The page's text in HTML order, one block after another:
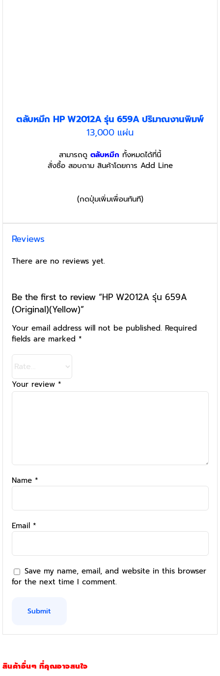
ตลับหมึก HP W2012A รุ่น 659Aปริมาณงานพิมพ์
13,000 แผ่น
สามารถดู ตลับหมึก ทั้งหมดได้ที่นี้
สั่งซื้อ สอบถาม สินค้าโดยการ Add Line
(กดปุ่มเพิ่มเพื่อนทันที)
Reviews
There are no reviews yet.
Be the first to review “HP W2012A รุ่น 659A
(Original)(Yellow)”
Your email address will not be published. Required
fields are marked *
Your review *
Name *
Email *
Save my name, email, and website in this browser
for the next time I comment.
สินค้าอื่นๆ ที่คุณอาจสนใจ